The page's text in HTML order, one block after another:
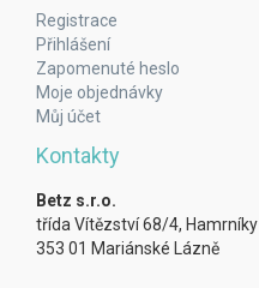
Registrace
Přihlášení
Zapomenuté heslo
Moje objednávky
Můj účet
Kontakty
Betz s.r.o.
třída Vítězství 68/4, Hamrníky
353 01 Mariánské Lázně